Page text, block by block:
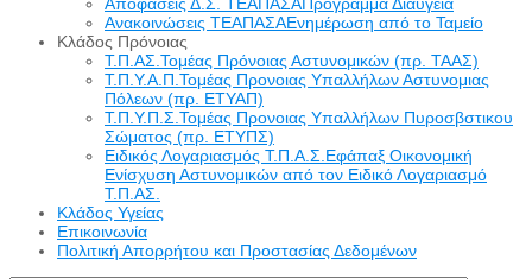
Αποφάσεις Δ.Σ. ΤΕΑΠΑΣΑΠρόγραμμα Διαύγεια
Ανακοινώσεις ΤΕΑΠΑΣΑΕνημέρωση από το Ταμείο
Κλάδος Πρόνοιας
Τ.Π.ΑΣ.Τομέας Πρόνοιας Αστυνομικών (πρ. ΤΑΑΣ)
Τ.Π.Υ.Α.Π.Τομέας Προνοιας Υπαλλήλων Αστυνομιας
Πόλεων (πρ. ΕΤΥΑΠ)
Τ.Π.Υ.Π.Σ.Τομέας Προνοιας Υπαλλήλων Πυροσβστικου
Σώματος (πρ. ΕΤΥΠΣ)
Ειδικός Λογαριασμός Τ.Π.Α.Σ.Εφάπαξ Οικονομική
Ενίσχυση Αστυνομικών από τον Ειδικό Λογαριασμό
Τ.Π.ΑΣ.
Κλάδος Υγείας
Επικοινωνία
Πολιτική Απορρήτου και Προστασίας Δεδομένων